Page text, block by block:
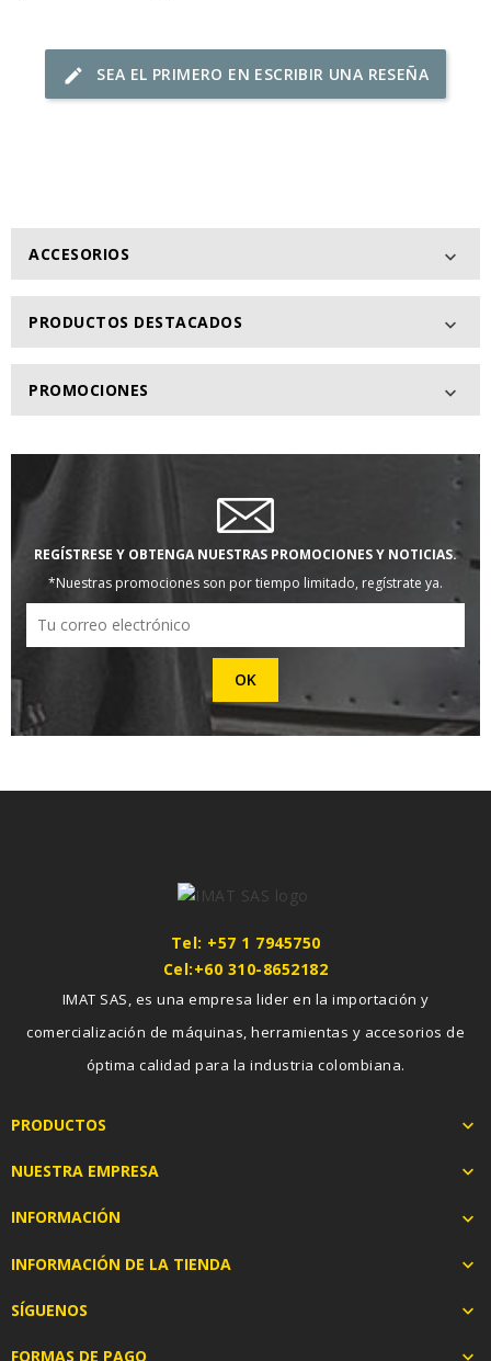
edit SEA EL PRIMERO EN ESCRIBIR UNA RESEÑA
ACCESORIOS 
PRODUCTOS DESTACADOS 
PROMOCIONES 
REGÍSTRESE Y OBTENGA NUESTRAS PROMOCIONES Y NOTICIAS.
*Nuestras promociones son por tiempo limitado, regístrate ya.
Tel: +57 1 7945750
Cel:+60 310-8652182
IMAT SAS, es una empresa lider en la importación y
comercialización de máquinas, herramientas y accesorios de
óptima calidad para la industria colombiana.
PRODUCTOS 
NUESTRA EMPRESA 
INFORMACIÓN 
INFORMACIÓN DE LA TIENDA 
SÍGUENOS 
FORMAS DE PAGO